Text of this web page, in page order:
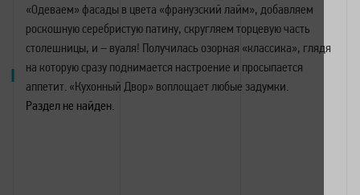
«Одеваем» фасады в цвета «франузский лайм», добавляем
роскошную серебристую патину, скругляем торцевую часть
столешницы, и – вуаля! Получилась озорная «классика», глядя
на которую сразу поднимается настроение и просыпается
аппетит. «Кухонный Двор» воплощает любые задумки.
Раздел не найден.